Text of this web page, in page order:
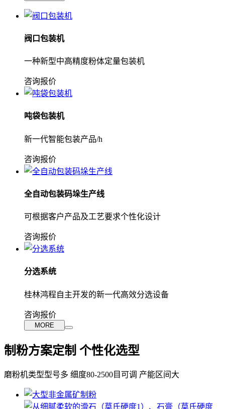
阀口包装机
一种新型中高精度粉体定量包装机
咨询报价
吨袋包装机
新一代智能包装产品/h
咨询报价
全自动包装码垛生产线
可根据客户产品及工艺要求个性化设计
咨询报价
分选系统
桂林鸿程自主开发的新一代高效分选设备
咨询报价
MORE
制粉方案定制 个性化选型
磨粉机类型型号多 细度80-2500目可调 产能区间大